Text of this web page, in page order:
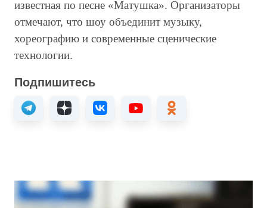
известная по песне «Матушка». Организаторы
отмечают, что шоу объединит музыку,
хореографию и современные сценические
технологии.
Подпишитесь